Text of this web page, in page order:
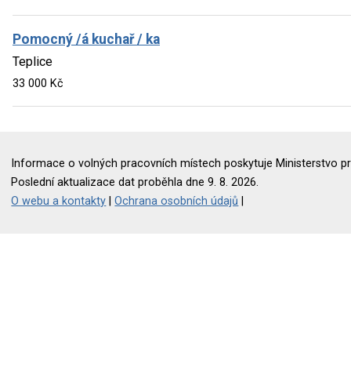
Pomocný /á kuchař / ka
Teplice
33 000 Kč
Informace o volných pracovních místech poskytuje Ministerstvo
Poslední aktualizace dat proběhla dne 9. 8. 2026.
O webu a kontakty |Ochrana osobních údajů